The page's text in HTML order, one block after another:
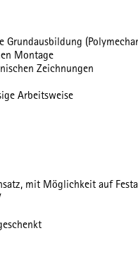
Grundausbildung
Montage
Zeichnungen
Arbeitsweise
mit Möglichkeit auf